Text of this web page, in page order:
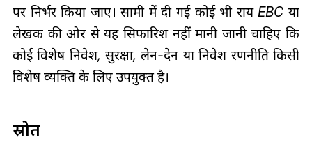
पर निर्भर किया जाए। सामग्री में दी गई कोई भी राय EBC या
लेखक की ओर से यह सिफारिश नहीं मानी जानी चाहिए कि
कोई विशेष निवेश, सुरक्षा, लेन-देन या निवेश रणनीति किसी
विशेष व्यक्ति के लिए उपयुक्त है।
स्रोत